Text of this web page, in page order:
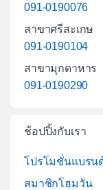
091-0190076
สาขาศรีสะเกษ
091-0190104
สาขามุกดาหาร
091-0190290
ช้อปปิ้งกับเรา
โปรโมชั่นแบรน
สมาชิกโฮมวัน